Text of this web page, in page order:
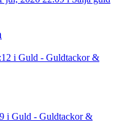
i Guld - Guldtackor &
i Guld - Guldtackor &